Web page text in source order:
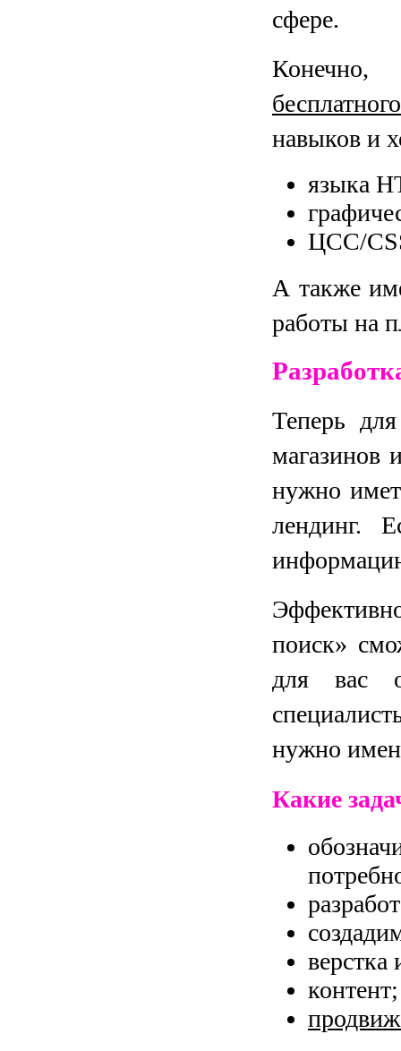
сфере.
Конечно,
навыков и
языка
ЦСС/
А также
работы на
Теперь
магазинов
нужно
лендинг.
поиск»
для вас
нужно
Какие
верстка
контент;